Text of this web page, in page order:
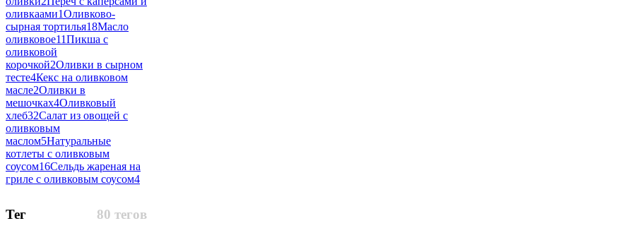
оливкаами1Оливково-
сырная тортилья18Масло
оливковое11Пикша с
оливковой
корочкой2Оливки в сырном
тесте4Кекс на оливковом
масле2Оливки в
мешочках4Оливковый
хлеб32Салат из овощей с
оливковым
маслом5Натуральные
котлеты с оливковым
соусом16Сельдь жареная на
гриле с оливковым соусом4
80 тегов
Тег